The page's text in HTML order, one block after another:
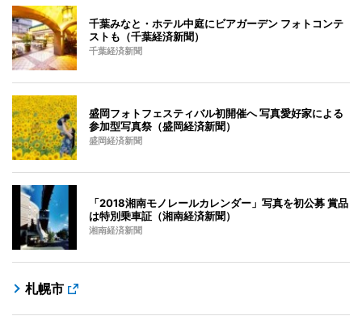
千葉みなと・ホテル中庭にビアガーデン フォトコンテ
ストも（千葉経済新聞）
千葉経済新聞
盛岡フォトフェスティバル初開催へ 写真愛好家による
参加型写真祭（盛岡経済新聞）
盛岡経済新聞
「2018湘南モノレールカレンダー」写真を初公募 賞品
は特別乗車証（湘南経済新聞）
湘南経済新聞
札幌市